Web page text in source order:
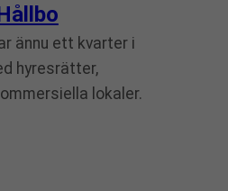
ännu ett kvarter i
hyresrätter,
lokaler.